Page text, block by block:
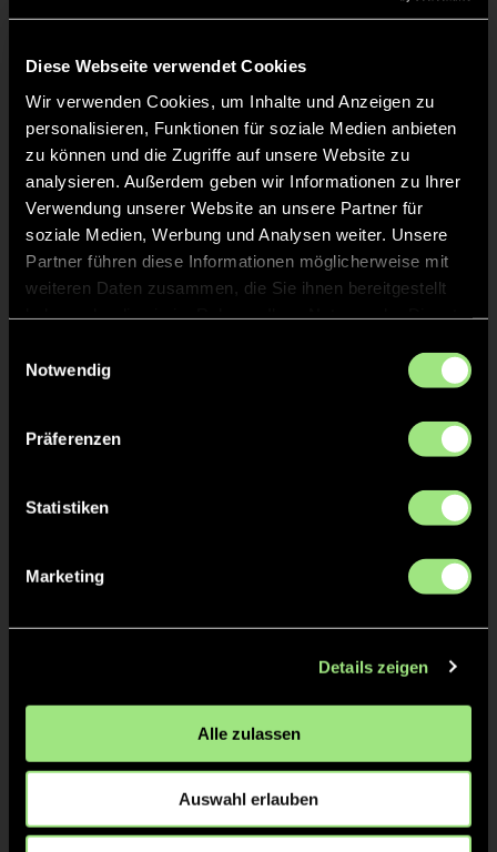
Diese Webseite verwendet Cookies
Wir verwenden Cookies, um Inhalte und Anzeigen zu
personalisieren, Funktionen für soziale Medien anbieten
zu können und die Zugriffe auf unsere Website zu
analysieren. Außerdem geben wir Informationen zu Ihrer
Verwendung unserer Website an unsere Partner für
soziale Medien, Werbung und Analysen weiter. Unsere
Partner führen diese Informationen möglicherweise mit
weiteren Daten zusammen, die Sie ihnen bereitgestellt
Notwendig
Präferenzen
Statistiken
Marketing
Details zeigen
Alle zulassen
Auswahl erlauben
Staff
Detlef ZWICKER
Michael BUSCHMANN
1:0 Karl Rosenkranz, 2’
2:0
Max Walter, 12’
Frederik Gohlke, 15’
2:2 Nico Kirstein, 27’